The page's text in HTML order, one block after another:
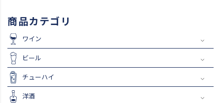
商品カテゴリ
ワイン
ビール
チューハイ
洋酒